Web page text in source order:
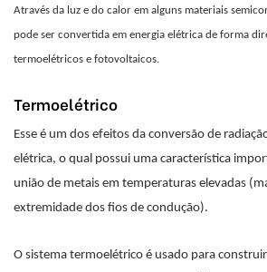
Através da luz e do calor em alguns materiais
pode ser convertida em energia elétrica de forma
termoelétricos e fotovoltaicos.
Termoelétrico
Esse é um dos efeitos da conversão de
elétrica, o qual possui uma característica
união de metais em temperaturas elevadas
extremidade dos fios de condução).
O sistema termoelétrico é usado para